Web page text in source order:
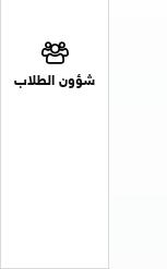
شؤون الطلاب